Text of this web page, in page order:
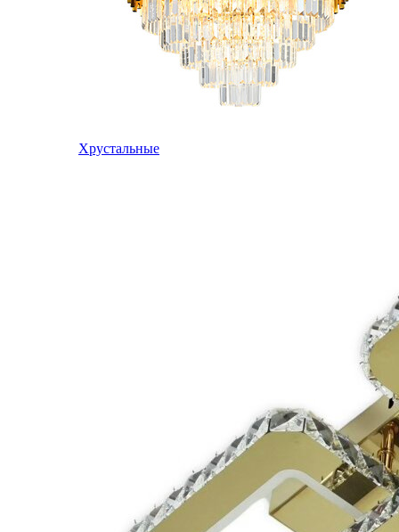
Хрустальные